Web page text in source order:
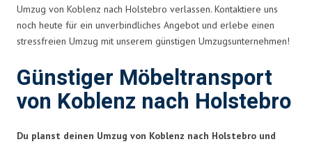
Umzug von Koblenz nach Holstebro verlassen. Kontaktiere uns
noch heute für ein unverbindliches Angebot und erlebe einen
stressfreien Umzug mit unserem günstigen Umzugsunternehmen!
Günstiger Möbeltransport
von Koblenz nach Holstebro
Du planst deinen Umzug von Koblenz nach Holstebro und